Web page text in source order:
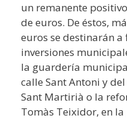
un remanente
de euros. De éstos,
euros se destinarán
inversiones
la guardería
calle Sant Antoni y
Sant Martirià o la
Tomàs Teixidor, en